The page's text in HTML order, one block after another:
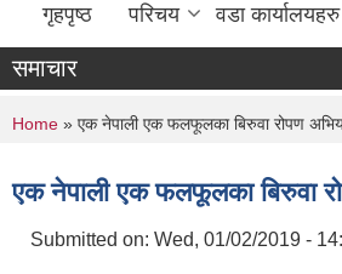
गृहपृष्ठ परिचय वडा कार्यालयहरु
समाचार
You are here
Home » एक नेपाली एक फलफूलका बिरुवा रोपण
एक नेपाली एक फलफूलका बिरुवा
Submitted on: Wed, 01/02/2019 -